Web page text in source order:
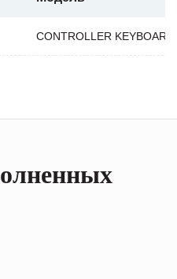
CONTROLLER KEYBOARD